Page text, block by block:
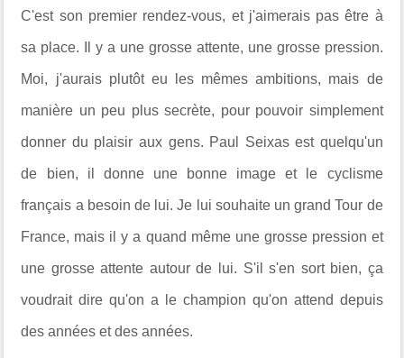
C'est son premier rendez-vous, et j'aimerais pas être à
sa place. Il y a une grosse attente, une grosse pression.
Moi, j'aurais plutôt eu les mêmes ambitions, mais de
manière un peu plus secrète, pour pouvoir simplement
donner du plaisir aux gens. Paul Seixas est quelqu'un
de bien, il donne une bonne image et le cyclisme
français a besoin de lui. Je lui souhaite un grand Tour de
France, mais il y a quand même une grosse pression et
une grosse attente autour de lui. S'il s'en sort bien, ça
voudrait dire qu'on a le champion qu'on attend depuis
des années et des années.